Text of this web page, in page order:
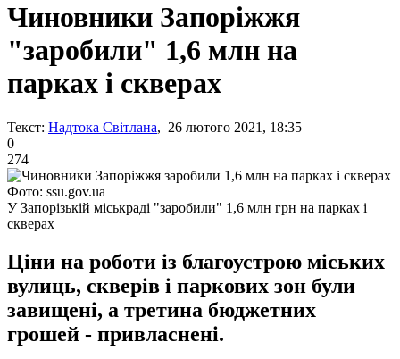
Чиновники Запоріжжя
"заробили" 1,6 млн на
парках і скверах
Текст: Надтока Світлана, 26 лютого 2021, 18:35
0
274
Фото: ssu.gov.ua
У Запорізькій міськраді "заробили" 1,6 млн грн на парках і
скверах
Ціни на роботи із благоустрою міських
вулиць, скверів і паркових зон були
завищені, а третина бюджетних
грошей - привласнені.